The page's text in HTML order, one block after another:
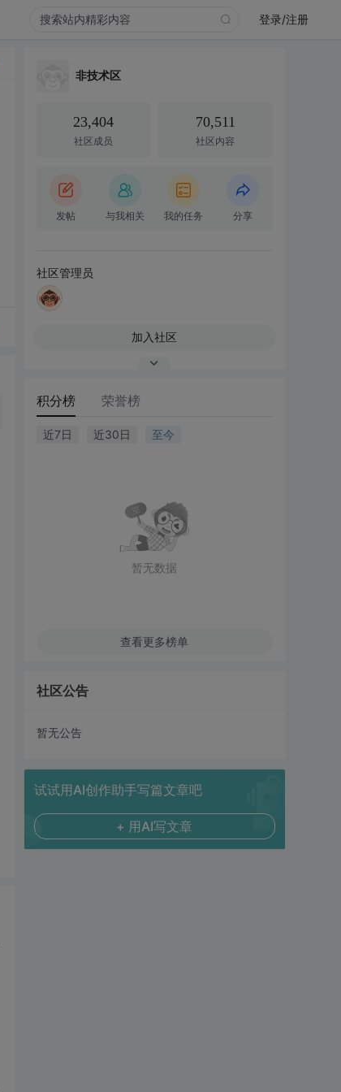
登录/注册
非技术区
23,404
社区成员
70,511
社区内容
发帖 与我相关 我的任务 分享
社区管理员
加入社区
积分榜 荣誉榜
近7日 近30日 至今
暂无数据
查看更多榜单
社区公告
暂无公告
试试用AI创作助手写篇文章吧
+ 用AI写文章